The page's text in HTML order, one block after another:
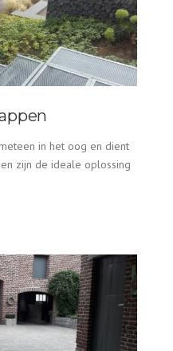
in het oog en dient
zijn de ideale oplossing